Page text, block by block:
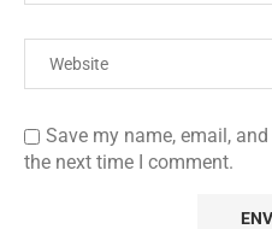
Save my name, email,
the next time I comment.